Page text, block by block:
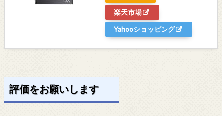
楽天市場
Yahooショッピング
評価をお願いします